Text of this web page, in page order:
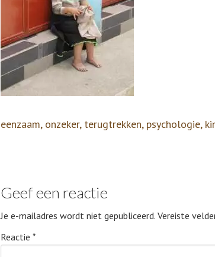
eenzaam, onzeker, terugtrekken, psychologie,
Geef een reactie
Je e-mailadres wordt niet gepubliceerd. Vereiste
Reactie *